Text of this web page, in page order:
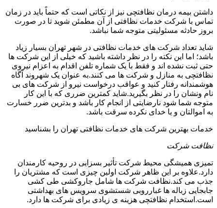
داشتن بیمه درمان نظافتچی نیز از نکاتی است که حتماً باید در زمان
تماس با شرکت خدمات نظافتی از آن مطمئن شوید تا در صورت
بروز حادثه مسئولیتی متوجه شما نباشد.
شاید تعداد شرکت های خدمات نظافتی در شهر تهران بسیار زیاد
باشد؛ اما این نکته را در نظر داشته باشید که خیلی از این شرکت ها
حتی ثبت نشده اند و فقط با یک شماره تلفن اقدام به اعزام نیروی
نظافتچی به منازل و شرکت ها می کنند.به عنوان یک شهروند آگاه
هوشمندانه رفتار کنید و عواقب درخواست نیرو از شرکت های بی
نام ونشان را در نظر بگیرید.شاید کمترین ضرری که با این کار
متوجه شما شود نارضایتی از انجام کار باشد و بدترین ضرر خسارت
به اموالتان و یا خدای نکرده سرقت باشد.
خدمات بهترین شرکت های خدمات نظافتی تهران را بشناسید
نظافت شرکت
تمیزی همیشگی محیط شرکت تأثیر بسزایی در روحیه کارمندان
دارد.علاوه بر این ظاهر شرکت اولین چیزی است که مشتریان را
جذب می کند.نظافت شرکت ها شامل جاروکشی طی کشی
جابجایی زباله ها غبارروبی شستشوی سرویس های بهداشتی
است.استخدام نظافتچی هزینه ی زیادی برای شرکت ها دارد.